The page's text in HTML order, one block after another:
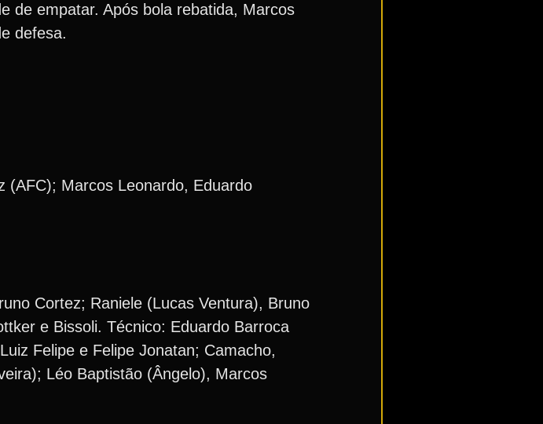
de empatar. Após bola rebatida, Marcos
defesa.
(AFC); Marcos Leonardo, Eduardo
Cortez; Raniele (Lucas Ventura), Bruno
e Bissoli. Técnico: Eduardo Barroca
Felipe e Felipe Jonatan; Camacho,
Léo Baptistão (Ângelo), Marcos